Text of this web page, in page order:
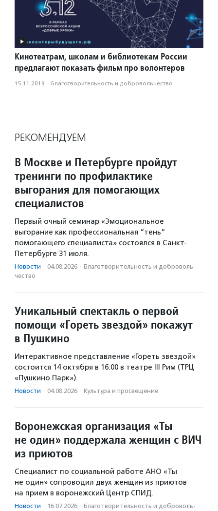
Кинотеатрам, школам и библиотекам России
предлагают показать фильм про волонтеров
15.11.2019 · Благотвори­тель­ность и доброволь­чест­во
РЕКОМЕНДУЕМ
В Москве и Петербурге пройдут
тренинги по профилактике
выгорания для помогающих
специалистов
Первый очный семинар «Эмоциональное
выгорание как профессиональная “тень“
помогающего специалиста» состоялся в Санкт-
Петербурге 31 июля.
Новости · 04.08.2026 · Благотвори­тель­ность и доброволь­
чест­во
Уникальный спектакль о первой
помощи «Гореть звездой» покажут
в Пушкино
Интерактивное представление «Гореть звездой»
состоится 14 октября в 16:00 в театре III Рим (ТРЦ
«Пушкино Парк»).
Новости · 04.08.2026 · Культура и просвещение
Воронежская организация «Ты
не один» поддержала женщин с ВИЧ
из приютов
Специалист по социальной работе АНО «Ты
не один» сопроводил двух женщин из приютов
на прием в воронежский Центр СПИД.
Новости · 16.07.2026 · Благотвори­тель­ность и доброволь­